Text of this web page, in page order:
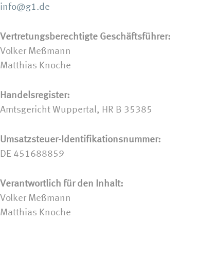
info@g1.de
Vertretungsberechtigte Geschäftsführer:
Volker Meßmann
Matthias Knoche
Handelsregister:
Amtsgericht Wuppertal, HR B 35385
Umsatzsteuer-Identifikationsnummer:
DE 451688859
Verantwortlich für den Inhalt:
Volker Meßmann
Matthias Knoche